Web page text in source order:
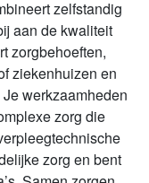
zelfstandig
aan de kwaliteit
zorgbehoeften,
ziekenhuizen en
werkzaamheden
zorg die
zorg en bent